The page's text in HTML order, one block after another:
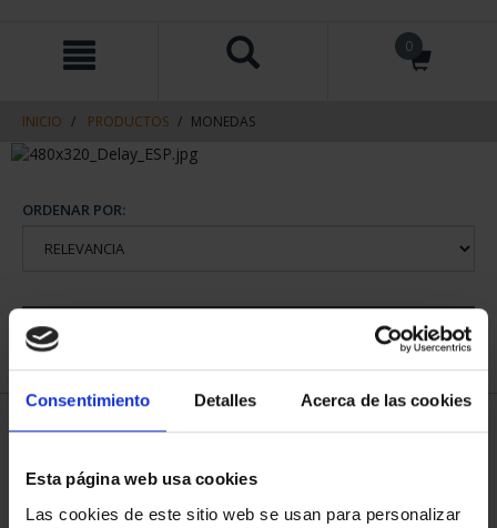
Consentimiento Detalles Acerca de las cookies
Esta página web usa cookies
Las cookies de este sitio web se usan para personalizar
contenido
navegacin
0
INICIO PRODUCTOS MONEDAS
ORDENAR POR:
1 Productos encontrados